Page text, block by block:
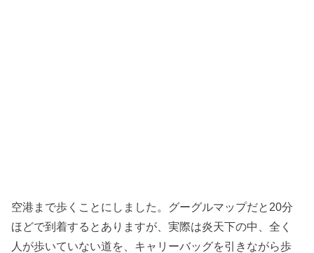
空港まで歩くことにしました。グーグルマップだと20分
ほどで到着するとありますが、実際は炎天下の中、全く
人が歩いていない道を、キャリーバッグを引きながら歩